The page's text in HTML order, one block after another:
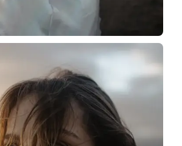
alegría en amplia playa de Tenerife donde la